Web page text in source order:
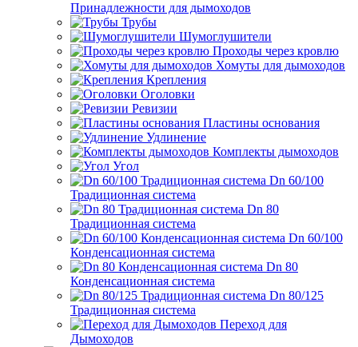
Принадлежности для дымоходов
Трубы
Шумоглушители
Проходы через кровлю
Хомуты для дымоходов
Крепления
Оголовки
Ревизии
Пластины основания
Удлинение
Комплекты дымоходов
Угол
Dn 60/100
Традиционная система
Dn 80
Традиционная система
Dn 60/100
Конденсационная система
Dn 80
Конденсационная система
Dn 80/125
Традиционная система
Переход для
Дымоходов